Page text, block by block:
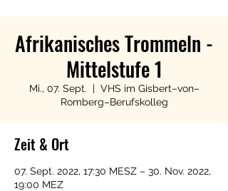
Afrikanisches Trommeln -
Mittelstufe 1
Mi., 07. Sept.
  |
VHS im Gisbert–von–
Romberg–Berufskolleg
Zeit & Ort
07. Sept. 2022, 17:30 MESZ – 30. Nov. 2022,
19:00 MEZ